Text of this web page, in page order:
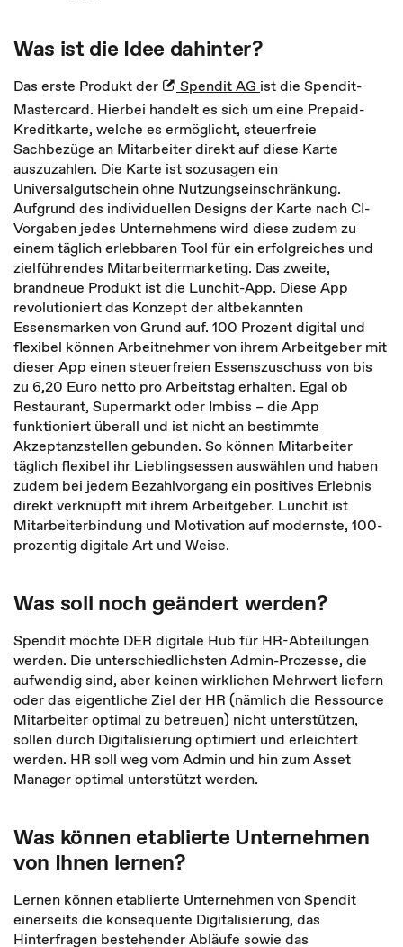
Was ist die Idee dahinter?
Das erste Produkt der Spendit AG ist die Spendit-
Mastercard. Hierbei handelt es sich um eine Prepaid-
Kreditkarte, welche es ermöglicht, steuerfreie
Sachbezüge an Mitarbeiter direkt auf diese Karte
auszuzahlen. Die Karte ist sozusagen ein
Universalgutschein ohne Nutzungseinschränkung.
Aufgrund des individuellen Designs der Karte nach CI-
Vorgaben jedes Unternehmens wird diese zudem zu
einem täglich erlebbaren Tool für ein erfolgreiches und
zielführendes Mitarbeitermarketing. Das zweite,
brandneue Produkt ist die Lunchit-App. Diese App
revolutioniert das Konzept der altbekannten
Essensmarken von Grund auf. 100 Prozent digital und
flexibel können Arbeitnehmer von ihrem Arbeitgeber mit
dieser App einen steuerfreien Essenszuschuss von bis
zu 6,20 Euro netto pro Arbeitstag erhalten. Egal ob
Restaurant, Supermarkt oder Imbiss – die App
funktioniert überall und ist nicht an bestimmte
Akzeptanzstellen gebunden. So können Mitarbeiter
täglich flexibel ihr Lieblingsessen auswählen und haben
zudem bei jedem Bezahlvorgang ein positives Erlebnis
direkt verknüpft mit ihrem Arbeitgeber. Lunchit ist
Mitarbeiterbindung und Motivation auf modernste, 100-
prozentig digitale Art und Weise.
Was soll noch geändert werden?
Spendit möchte DER digitale Hub für HR-Abteilungen
werden. Die unterschiedlichsten Admin-Prozesse, die
aufwendig sind, aber keinen wirklichen Mehrwert liefern
oder das eigentliche Ziel der HR (nämlich die Ressource
Mitarbeiter optimal zu betreuen) nicht unterstützen,
sollen durch Digitalisierung optimiert und erleichtert
werden. HR soll weg vom Admin und hin zum Asset
Manager optimal unterstützt werden.
Was können etablierte Unternehmen
von Ihnen lernen?
Lernen können etablierte Unternehmen von Spendit
einerseits die konsequente Digitalisierung, das
Hinterfragen bestehender Abläufe sowie das